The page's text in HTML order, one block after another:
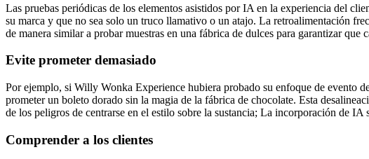
Las pruebas periódicas de los elementos asistidos por IA en la experiencia del
su marca y que no sea solo un truco llamativo o un atajo. La retroalimentación
de manera similar a probar muestras en una fábrica de dulces para garantizar que
Evite prometer demasiado
Por ejemplo, si Willy Wonka Experience hubiera probado su enfoque de evento
prometer un boleto dorado sin la magia de la fábrica de chocolate. Esta
de los peligros de centrarse en el estilo sobre la sustancia; La incorporación de
Comprender a los clientes